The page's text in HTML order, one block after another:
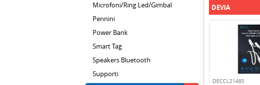
DEVIA
DECCL21485
Microfoni/Ring Led/Gimbal
Pennini
Power Bank
Smart Tag
Speakers Bluetooth
Supporti